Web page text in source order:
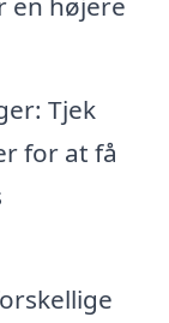
Tjek
for at få